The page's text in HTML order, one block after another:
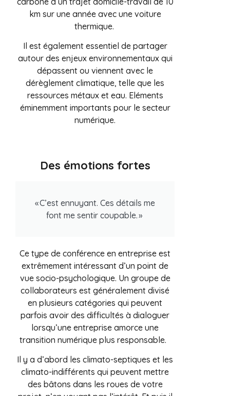
km sur une année avec une voiture
thermique.
Il est également essentiel de partager
autour des enjeux environnementaux qui
dépassent ou viennent avec le
dérèglement climatique, telle que les
ressources métaux et eau. Eléments
éminemment importants pour le secteur
numérique.
Des émotions fortes
« C’est ennuyant. Ces détails me
font me sentir coupable. »
Ce type de conférence en entreprise est
extrêmement intéressant d’un point de
vue socio-psychologique. Un groupe de
collaborateurs est généralement divisé
en plusieurs catégories qui peuvent
parfois avoir des difficultés à dialoguer
lorsqu’une entreprise amorce une
transition numérique plus responsable.
Il y a d’abord les climato-septiques et les
climato-indifférents qui peuvent mettre
des bâtons dans les roues de votre